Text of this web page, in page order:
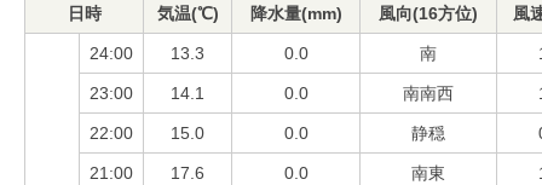
日時 気温(℃) 降水量(mm) 風向(16方位) 風
24:00 13.3 0.0 南
23:00 14.1 0.0 南南西
22:00 15.0 0.0 静穏
21:00 17.6 0.0 南東